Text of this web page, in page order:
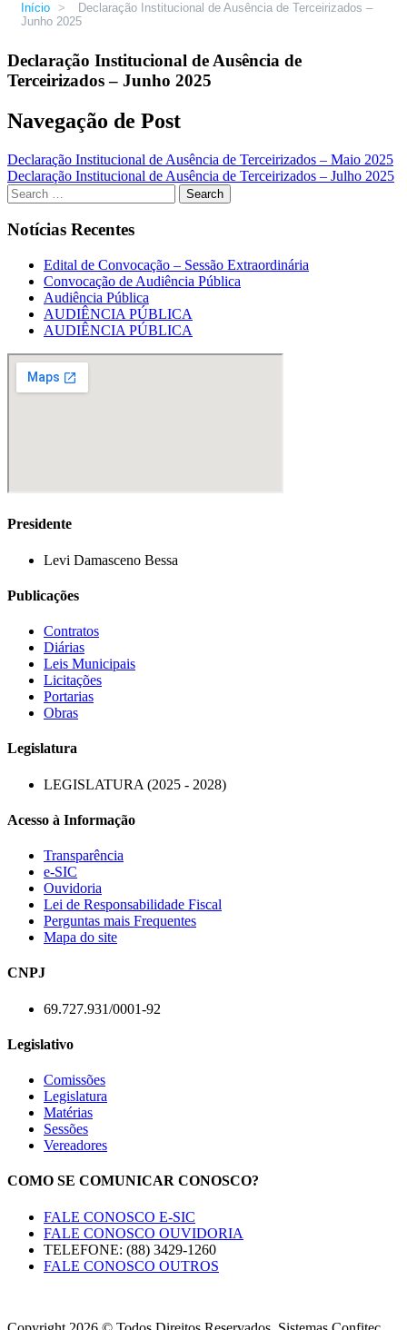
Início >
Declaração Institucional de Ausência de Terceirizados –
Junho 2025
Declaração Institucional de Ausência de
Terceirizados – Junho 2025
Navegação de Post
Declaração Institucional de Ausência de Terceirizados – Maio 2025
Declaração Institucional de Ausência de Terceirizados – Julho 2025
Notícias Recentes
Edital de Convocação – Sessão Extraordinária
Convocação de Audiência Pública
Audiência Pública
AUDIÊNCIA PÚBLICA
AUDIÊNCIA PÚBLICA
Presidente
Levi Damasceno Bessa
Publicações
Contratos
Diárias
Leis Municipais
Licitações
Portarias
Obras
Legislatura
LEGISLATURA (2025 - 2028)
Acesso à Informação
Transparência
e-SIC
Ouvidoria
Lei de Responsabilidade Fiscal
Perguntas mais Frequentes
Mapa do site
CNPJ
69.727.931/0001-92
Legislativo
Comissões
Legislatura
Matérias
Sessões
Vereadores
COMO SE COMUNICAR CONOSCO?
FALE CONOSCO E-SIC
FALE CONOSCO OUVIDORIA
TELEFONE: (88) 3429-1260
FALE CONOSCO OUTROS